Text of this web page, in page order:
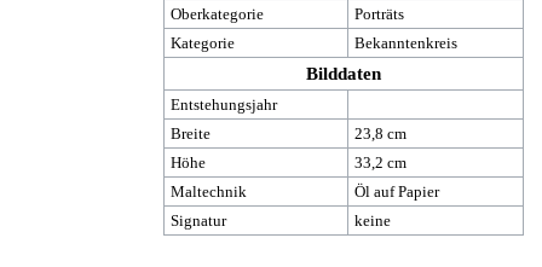
Oberkategorie
Porträts
Kategorie
Bekanntenkreis
Bilddaten
Entstehungsjahr
Breite
23,8 cm
Höhe
33,2 cm
Maltechnik
Öl auf Papier
Signatur
keine